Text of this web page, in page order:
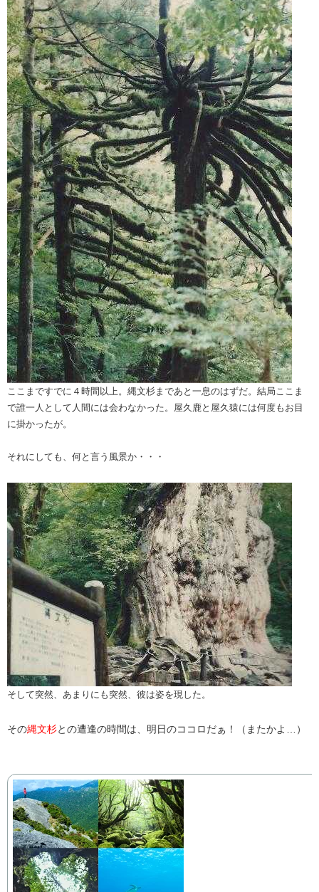
ここまですでに４時間以上。縄文杉まであと一息のはずだ。結局ここま
で誰一人として人間には会わなかった。屋久鹿と屋久猿には何度もお目
に掛かったが。
それにしても、何と言う風景か・・・
そして突然、あまりにも突然、彼は姿を現した。
その縄文杉との遭逢の時間は、明日のココロだぁ！（またかよ…）